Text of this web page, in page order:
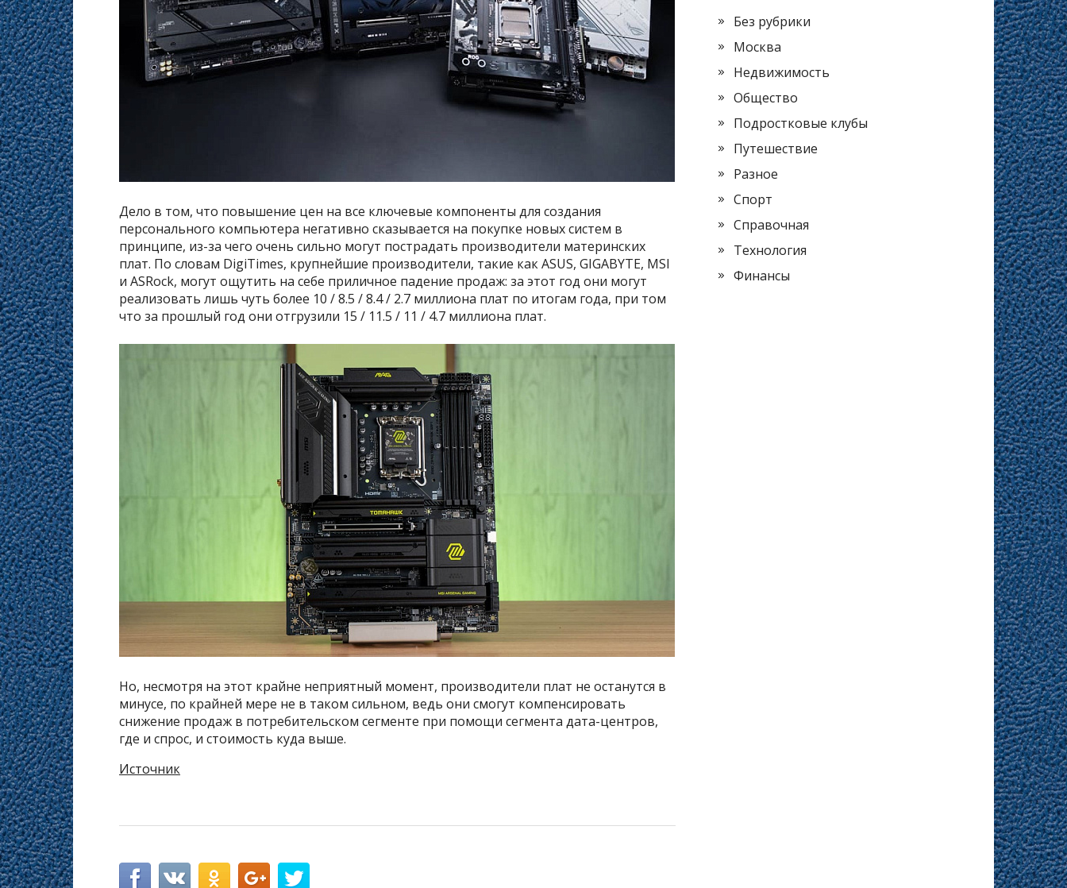
Дело в том, что повышение цен на все ключевые компоненты для создания
персонального компьютера негативно сказывается на покупке новых систем в
принципе, из-за чего очень сильно могут пострадать производители материнских
плат. По словам DigiTimes, крупнейшие производители, такие как ASUS, GIGABYTE, MSI
и ASRock, могут ощутить на себе приличное падение продаж: за этот год они могут
реализовать лишь чуть более 10 / 8.5 / 8.4 / 2.7 миллиона плат по итогам года, при том
что за прошлый год они отгрузили 15 / 11.5 / 11 / 4.7 миллиона плат.
Но, несмотря на этот крайне неприятный момент, производители плат не останутся в
минусе, по крайней мере не в таком сильном, ведь они смогут компенсировать
снижение продаж в потребительском сегменте при помощи сегмента дата-центров,
где и спрос, и стоимость куда выше.
Источник
Без рубрики
Москва
Недвижимость
Общество
Подростковые клубы
Путешествие
Разное
Спорт
Справочная
Технология
Финансы